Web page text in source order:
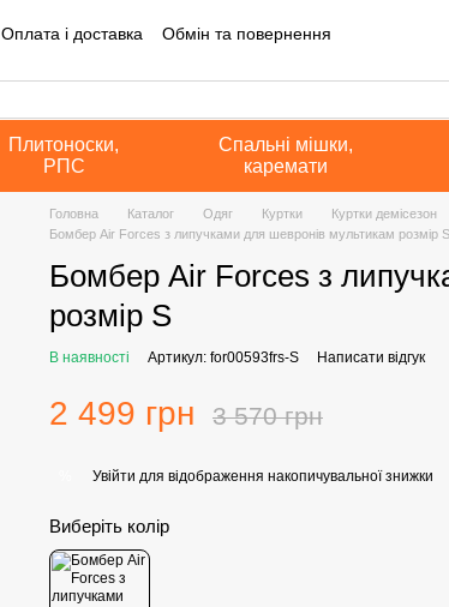
Оплата і доставка
Обмін та повернення
Плитоноски,
РПС
Спальні мішки,
каремати
Головна Каталог Одяг Куртки Куртки демісезон
Бомбер Air Forces з липучками для шевронів мультикам розмір S
Бомбер Air Forces з
розмір S
В наявності Артикул: for00593frs-S Написати відгук
2 499 грн 3 570 грн
Увійти для відображення накопичувальної знижки
Виберіть колір